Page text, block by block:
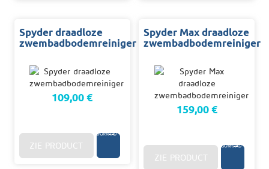
Spyder draadloze
zwembadbodemreiniger
109,00 €
VOORRAAD
ZIE PRODUCT
Spyder Max draadloze
zwembadbodemreiniger
159,00 €
VOORRAAD
ZIE PRODUCT